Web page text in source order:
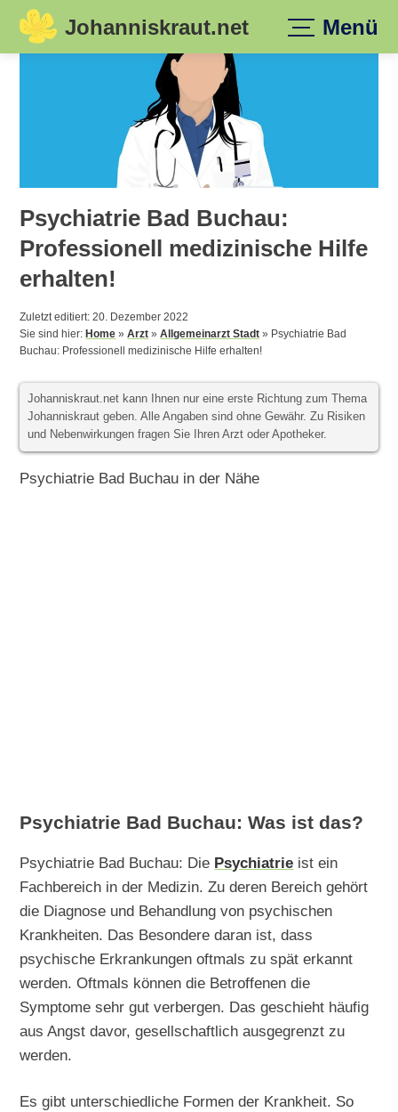
Skip
Johanniskraut.net Menü
Psychiatrie Bad Buchau:
Professionell medizinische Hilfe
erhalten!
Zuletzt editiert: 20. Dezember 2022
Sie sind hier:Home »Arzt »Allgemeinarzt Stadt » Psychiatrie Bad
Buchau: Professionell medizinische Hilfe erhalten!
Johanniskraut.net kann Ihnen nur eine erste Richtung zum Thema
Johanniskraut geben. Alle Angaben sind ohne Gewähr. Zu Risiken
und Nebenwirkungen fragen Sie Ihren Arzt oder Apotheker.
Psychiatrie Bad Buchau in der Nähe
Psychiatrie Bad Buchau: Was ist das?
Psychiatrie Bad Buchau: Die Psychiatrie ist ein
Fachbereich in der Medizin. Zu deren Bereich gehört
die Diagnose und Behandlung von psychischen
Krankheiten. Das Besondere daran ist, dass
psychische Erkrankungen oftmals zu spät erkannt
werden. Oftmals können die Betroffenen die
Symptome sehr gut verbergen. Das geschieht häufig
aus Angst davor, gesellschaftlich ausgegrenzt zu
werden.
Es gibt unterschiedliche Formen der Krankheit. So